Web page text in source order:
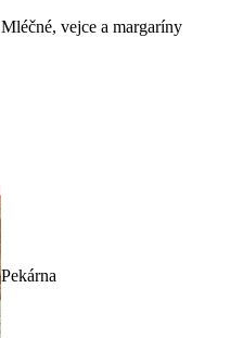
Mléčné, vejce a margaríny
Pekárna